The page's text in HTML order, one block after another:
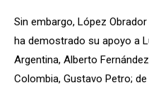
Sin embargo, López
ha demostrado su apoyo a
Argentina, Alberto
Colombia, Gustavo Petro;